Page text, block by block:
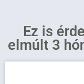
Ez is
elmúlt 3